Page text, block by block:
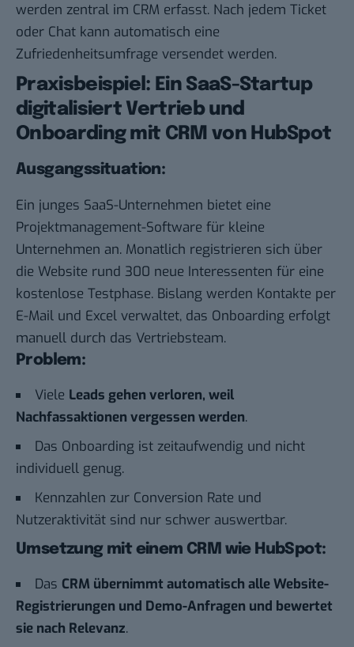
werden zentral im CRM erfasst. Nach jedem Ticket
oder Chat kann automatisch eine
Zufriedenheitsumfrage versendet werden.
Praxisbeispiel: Ein SaaS-Startup
digitalisiert Vertrieb und
Onboarding mit CRM von HubSpot
Ausgangssituation:
Ein junges SaaS-Unternehmen bietet eine
Projektmanagement-Software für kleine
Unternehmen an. Monatlich registrieren sich über
die Website rund 300 neue Interessenten für eine
kostenlose Testphase. Bislang werden Kontakte per
E-Mail und Excel verwaltet, das Onboarding erfolgt
manuell durch das Vertriebsteam.
Problem:
Viele Leads gehen verloren, weil
Nachfassaktionen vergessen werden.
Das Onboarding ist zeitaufwendig und nicht
individuell genug.
Kennzahlen zur Conversion Rate und
Nutzeraktivität sind nur schwer auswertbar.
Umsetzung mit einem CRM wie HubSpot:
Das CRM übernimmt automatisch alle Website-
Registrierungen und Demo-Anfragen und bewertet
sie nach Relevanz.